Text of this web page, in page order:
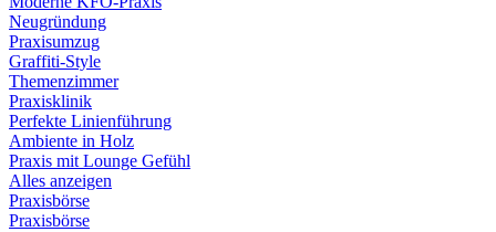
Neugründung
Praxisumzug
Graffiti-Style
Themenzimmer
Praxisklinik
Perfekte Linienführung
Ambiente in Holz
Praxis mit Lounge Gefühl
Alles anzeigen
Praxisbörse
Praxisbörse